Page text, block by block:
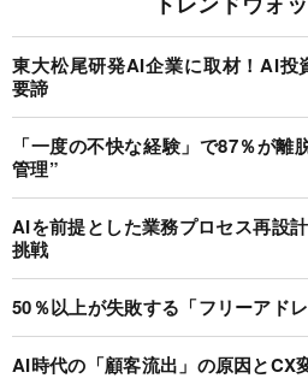
東大松尾研発AI企業に取材！AI投
要諦
「一度の不快な経験」で87％が
管理”
AIを前提とした業務プロセス再設
挑戦
50％以上が失敗する「フリーアド
AI時代の「顧客流出」の原因とCX